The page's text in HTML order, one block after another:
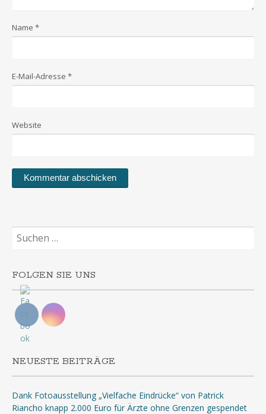
Name *
E-Mail-Adresse *
Website
Suchen
nach:
FOLGEN SIE UNS
NEUESTE BEITRÄGE
Dank Fotoausstellung „Vielfache Eindrücke“ von Patrick
Riancho knapp 2.000 Euro für Ärzte ohne Grenzen gespendet